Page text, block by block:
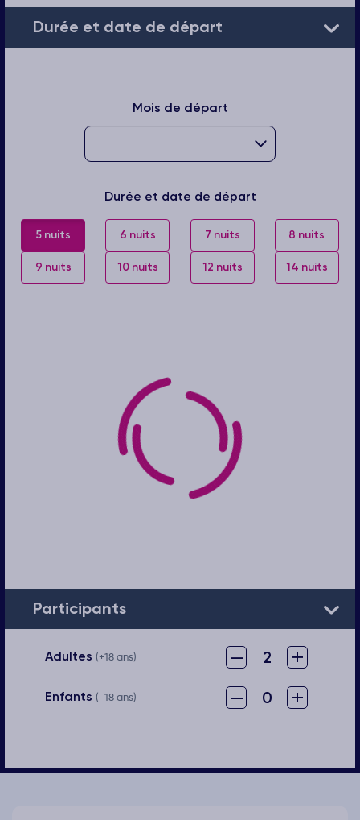
Durée et date de départ
Mois de départ
Durée et date de départ
5 nuits 6 nuits 7 nuits 8 nuits
9 nuits 10 nuits 12 nuits 14 nuits
Participants
Adultes (+18 ans) – 2 +
Enfants (-18 ans) – 0 +